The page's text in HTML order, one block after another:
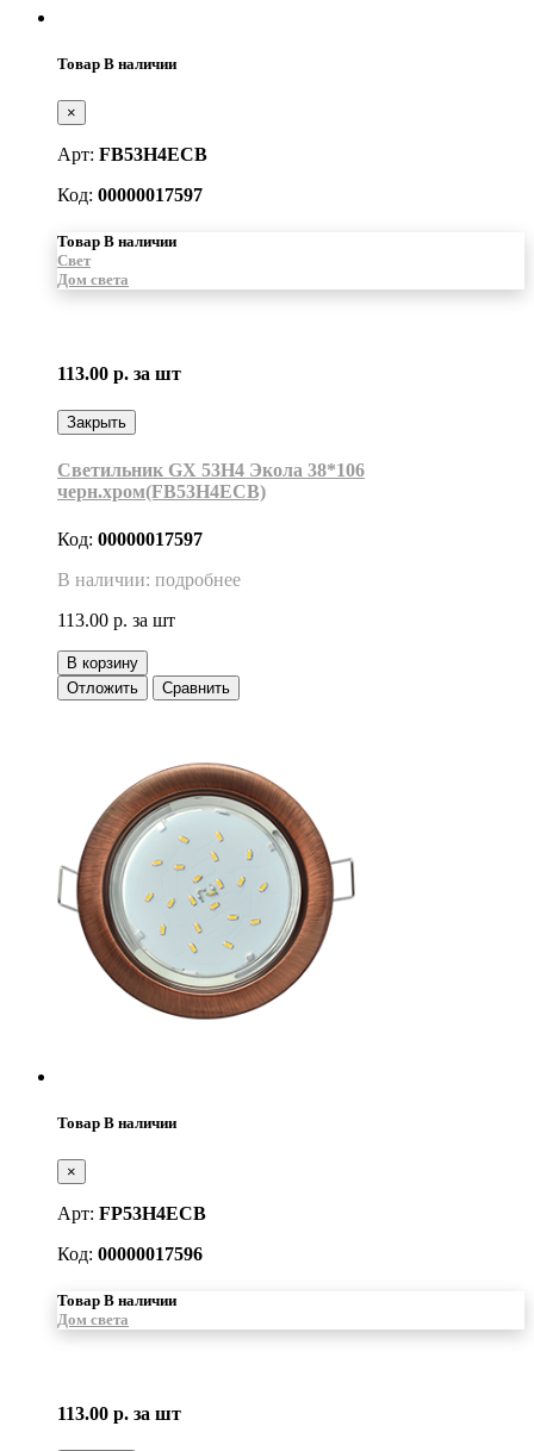
Товар В наличии
×
Арт: FB53H4ECB
Код: 00000017597
Товар В наличии
Свет
Дом света
113.00 р. за шт
Закрыть
Светильник GX 53H4 Экола 38*106
черн.хром(FB53H4ECB)
Код: 00000017597
В наличии: подробнее
113.00 р. за шт
В корзину
Отложить
Сравнить
Товар В наличии
×
Арт: FP53H4ECB
Код: 00000017596
Товар В наличии
Дом света
113.00 р. за шт